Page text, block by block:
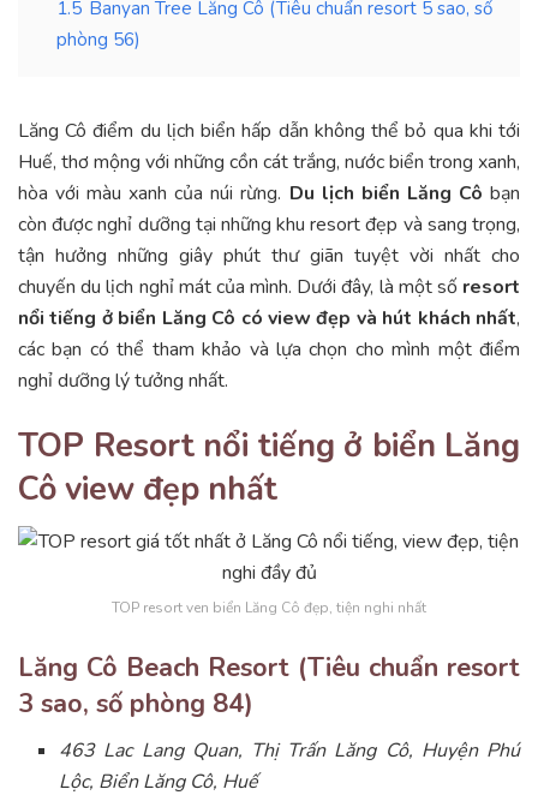
1.5 Banyan Tree Lăng Cô (Tiêu chuẩn resort 5 sao, số
phòng 56)
Lăng Cô điểm du lịch biển hấp dẫn không thể bỏ qua khi tới
Huế, thơ mộng với những cồn cát trắng, nước biển trong xanh,
hòa với màu xanh của núi rừng. Du lịch biển Lăng Cô bạn
còn được nghỉ dưỡng tại những khu resort đẹp và sang trọng,
tận hưởng những giây phút thư giãn tuyệt vời nhất cho
chuyến du lịch nghỉ mát của mình. Dưới đây, là một số resort
nổi tiếng ở biển Lăng Cô có view đẹp và hút khách nhất,
các bạn có thể tham khảo và lựa chọn cho mình một điểm
nghỉ dưỡng lý tưởng nhất.
TOP Resort nổi tiếng ở biển Lăng
Cô view đẹp nhất
TOP resort ven biển Lăng Cô đẹp, tiện nghi nhất
Lăng Cô Beach Resort (Tiêu chuẩn resort
3 sao, số phòng 84)
463 Lac Lang Quan, Thị Trấn Lăng Cô, Huyện Phú
Lộc, Biển Lăng Cô, Huế